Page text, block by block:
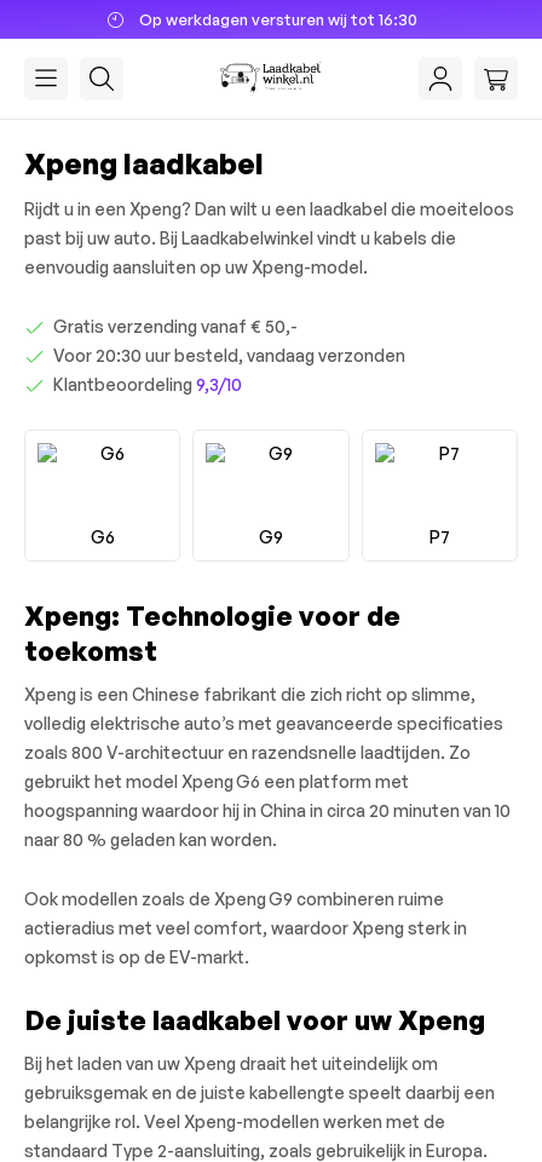
wij tot 16:30
Xpeng laadkabel
Rijdt u in een Xpeng? Dan wilt u een laadkabel die moeiteloos
past bij uw auto. Bij Laadkabelwinkel vindt u kabels die
eenvoudig aansluiten op uw Xpeng-model.
Gratis verzending vanaf € 50,-
Voor 20:30 uur besteld, vandaag verzonden
Klantbeoordeling 9,3/10
G6 G9 P7
Xpeng: Technologie voor de
toekomst
Xpeng is een Chinese fabrikant die zich richt op slimme,
volledig elektrische auto’s met geavanceerde specificaties
zoals 800 V-architectuur en razendsnelle laadtijden. Zo
gebruikt het model Xpeng G6 een platform met
hoogspanning waardoor hij in China in circa 20 minuten van 10
naar 80 % geladen kan worden.
Ook modellen zoals de Xpeng G9 combineren ruime
actieradius met veel comfort, waardoor Xpeng sterk in
opkomst is op de EV-markt.
De juiste laadkabel voor uw Xpeng
Bij het laden van uw Xpeng draait het uiteindelijk om
gebruiksgemak en de juiste kabellengte speelt daarbij een
belangrijke rol. Veel Xpeng-modellen werken met de
standaard Type 2-aansluiting, zoals gebruikelijk in Europa.